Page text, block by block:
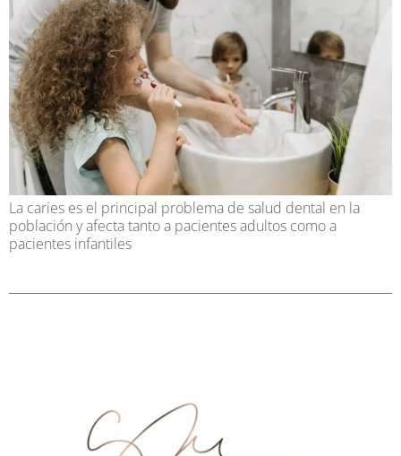
La caries es el principal problema de salud dental en la
población y afecta tanto a pacientes adultos como a
pacientes infantiles